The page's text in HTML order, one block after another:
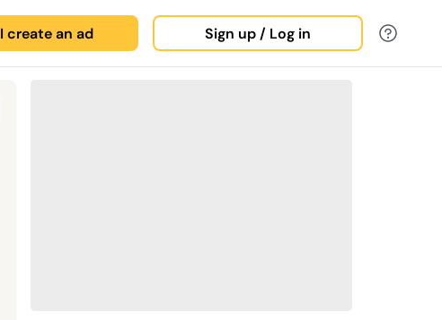
I create an ad Sign up / Log in